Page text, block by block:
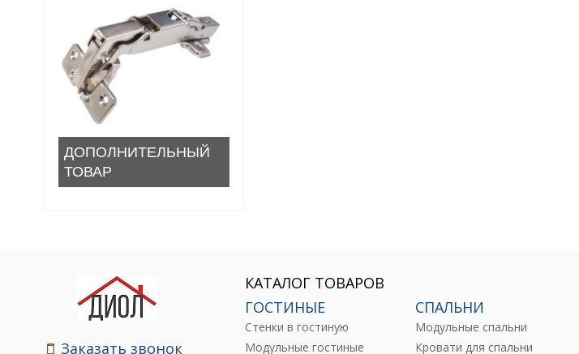
ДОПОЛНИТЕЛЬНЫЙ
ТОВАР
Заказать звонок
КАТАЛОГ ТОВАРОВ
ГОСТИНЫЕ
Стенки в гостиную
Модульные гостиные
СПАЛЬНИ
Модульные спальни
Кровати для спальни